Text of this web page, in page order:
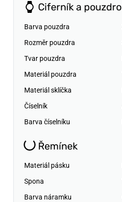
Ciferník a pouzdro
Barva pouzdra
Rozměr pouzdra
Tvar pouzdra
Materiál pouzdra
Materiál sklíčka
Číselník
Barva číselníku
Řemínek
Materiál pásku
Spona
Barva náramku